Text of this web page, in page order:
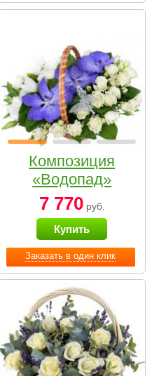
Заказать в один клик
Композиция
«Водопад»
7 770руб.
Купить